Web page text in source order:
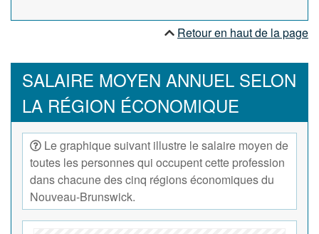
Retour en haut de la page
SALAIRE MOYEN ANNUEL SELON
LA RÉGION ÉCONOMIQUE
Le graphique suivant illustre le salaire moyen de
toutes les personnes qui occupent cette profession
dans chacune des cinq régions économiques du
Nouveau-Brunswick.